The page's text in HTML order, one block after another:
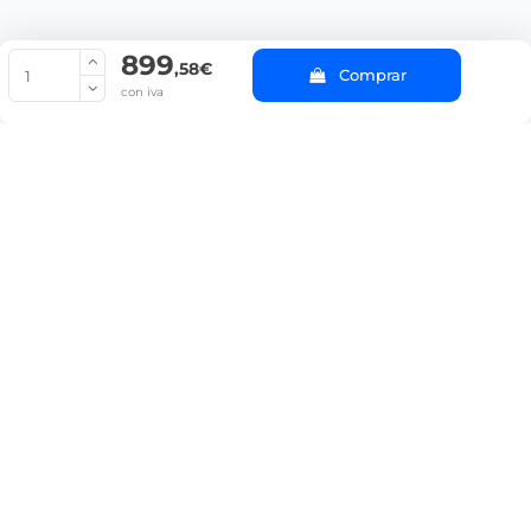
899,58€
con iva
Comprar
© Copyright 2022 PepeBar.com |
Aviso legal y
Condiciones generales de compra |